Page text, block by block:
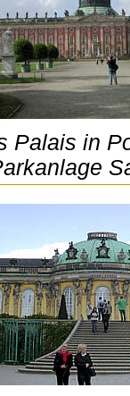
Palais in